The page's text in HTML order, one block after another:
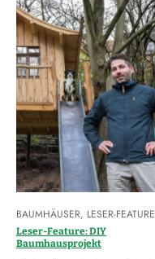
Leser-Feature: DIY
Baumhausprojekt
BAUMHÄUSER, LESER-FEATURE